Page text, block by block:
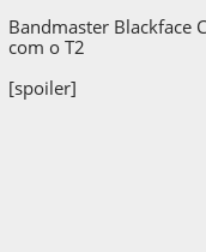
Bandmaster Blackface
com o T2
[spoiler]